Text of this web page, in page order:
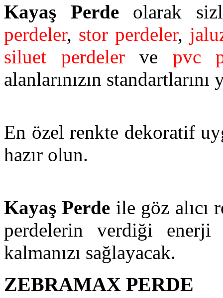
Kayaş Perdeolarak
perdeler, stor perdeler,
siluet perdelerve pvc
alanlarınızın
En özel renkte dekoratif
hazır olun.
Kayaş Perde ile göz alıcı
perdelerin verdiği
kalmanızı sağlayacak.
ZEBRAMAX PERDE